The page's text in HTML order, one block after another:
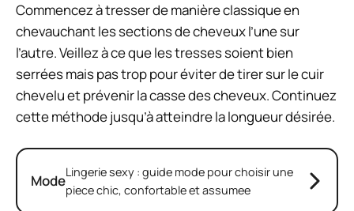
Commencez à tresser de manière classique en
chevauchant les sections de cheveux l’une sur
l’autre. Veillez à ce que les tresses soient bien
serrées mais pas trop pour éviter de tirer sur le cuir
chevelu et prévenir la casse des cheveux. Continuez
cette méthode jusqu’à atteindre la longueur désirée.
ModeLingerie sexy : guide mode pour choisir une
piece chic, confortable et assumee